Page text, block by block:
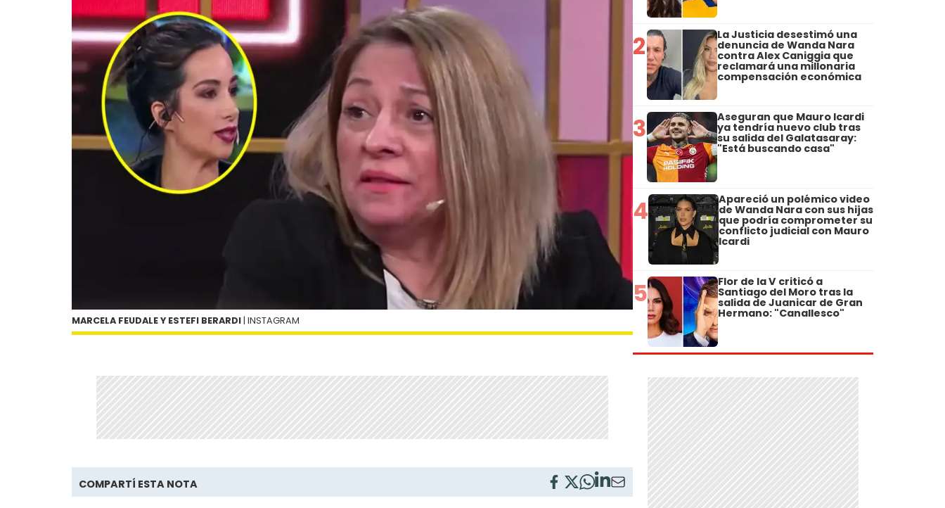
MARCELA FEUDALE Y ESTEFI BERARDI | INSTAGRAM
COMPARTÍ ESTA NOTA
2 La Justicia desestimó una
denuncia de Wanda Nara
contra Alex Caniggia que
reclamará una millonaria
compensación económica
3 Aseguran que Mauro Icardi
ya tendría nuevo club tras
su salida del Galatasaray:
"Está buscando casa"
4 Apareció un polémico video
de Wanda Nara con sus hijas
que podría comprometer su
conflicto judicial con Mauro
Icardi
5 Flor de la V criticó a
Santiago del Moro tras la
salida de Juanicar de Gran
Hermano: "Canallesco"